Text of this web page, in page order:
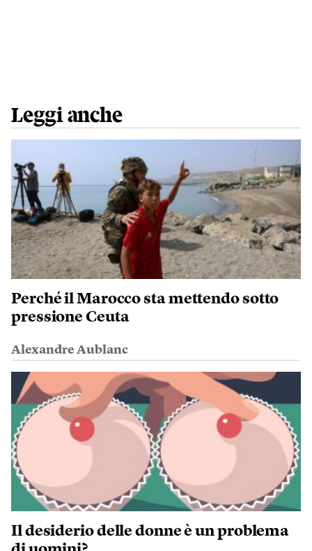
Leggi anche
Perché il Marocco sta mettendo sotto
pressione Ceuta
Alexandre Aublanc
Il desiderio delle donne è un problema